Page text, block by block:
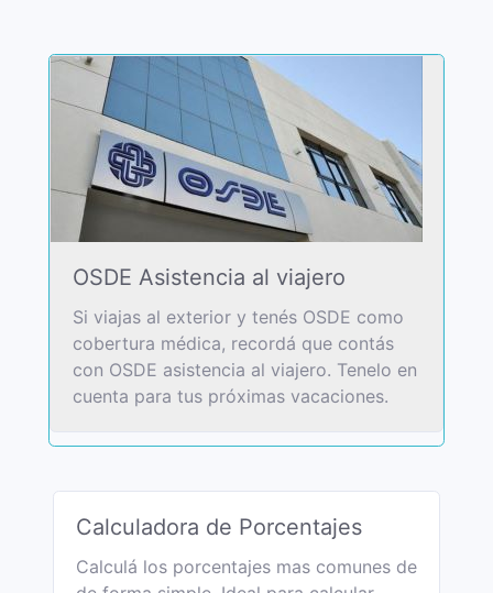
OSDE Asistencia al viajero
Si viajas al exterior y tenés OSDE como
cobertura médica, recordá que contás
con OSDE asistencia al viajero. Tenelo en
cuenta para tus próximas vacaciones.
Calculadora de Porcentajes
Calculá los porcentajes mas comunes de